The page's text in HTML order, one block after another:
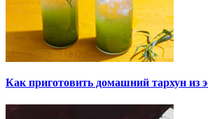
Как приготовить домашний тархун из